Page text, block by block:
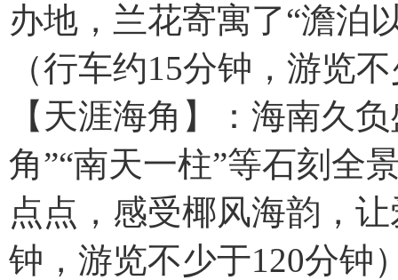
办地，兰花寄寓了“澹泊
（行车约15分钟，游览
【天涯海角】：海南久
角”“南天一柱”等石刻全
点点，感受椰风海韵，
钟，游览不少于120分钟